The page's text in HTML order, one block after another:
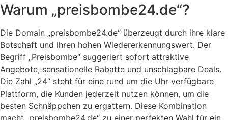
Warum „preisbombe24.de“?
Die Domain „preisbombe24.de“ überzeugt durch ihre klare
Botschaft und ihren hohen Wiedererkennungswert. Der
Begriff „Preisbombe“ suggeriert sofort attraktive
Angebote, sensationelle Rabatte und unschlagbare Deals.
Die Zahl „24“ steht für eine rund um die Uhr verfügbare
Plattform, die Kunden jederzeit nutzen können, um die
besten Schnäppchen zu ergattern. Diese Kombination
macht „preisbombe24.de“ zu einer perfekten Wahl für ein